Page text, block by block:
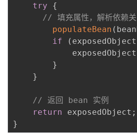
try
{
// 填充属性，解析依赖
populateBean (
if
( exposedObject
			exposedObject
}
}
// 返回 bean 实例
return exposedObject ;
}